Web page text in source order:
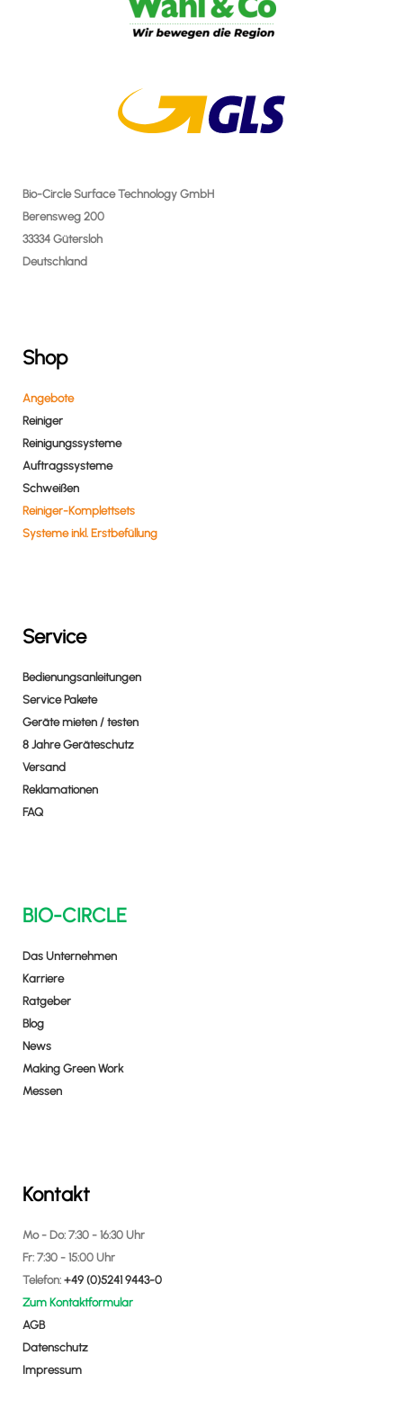
Bio-Circle Surface Technology GmbH
Berensweg 200
33334 Gütersloh
Deutschland
Shop
Angebote
Reiniger
Reinigungssysteme
Auftragssysteme
Schweißen
Reiniger-Komplettsets
Systeme inkl. Erstbefüllung
Service
Bedienungsanleitungen
Service Pakete
Geräte mieten / testen
8 Jahre Geräteschutz
Versand
Reklamationen
FAQ
BIO-CIRCLE
Das Unternehmen
Karriere
Ratgeber
Blog
News
Making Green Work
Messen
Kontakt
Mo - Do: 7:30 - 16:30 Uhr
Fr: 7:30 - 15:00 Uhr
Telefon: +49 (0)5241 9443-0
Zum Kontaktformular
AGB
Datenschutz
Impressum